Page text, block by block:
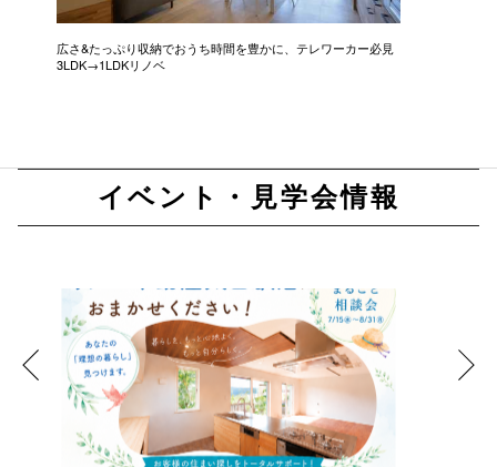
広さ&たっぷり収納でおうち時間を豊かに、テレワーカー必見
3LDK→1LDKリノベ
イベント・見学会情報